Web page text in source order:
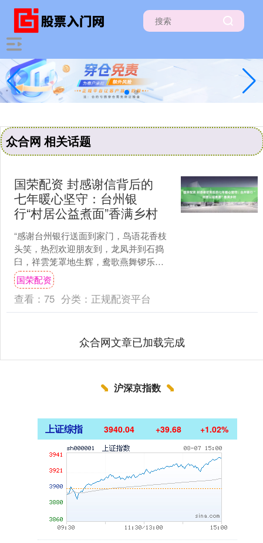
众合网 相关话题
国荣配资 封感谢信背后的
七年暖心坚守：台州银
行“村居公益煮面”香满乡村
“感谢台州银行送面到家门，鸟语花香枝
头笑，热烈欢迎朋友到，龙凤并到石捣
臼，祥雲笼罩地生辉，鸯歌燕舞锣乐
声，鲜花朵朵送客人，村民拍手齐欢
迎，谢谢送面到家门。” 近....
国荣配资
查看： 75 分类： 正规配资平台
众合网文章已加载完成
沪深京指数
上证综指 3940.04 +39.68 +1.02%